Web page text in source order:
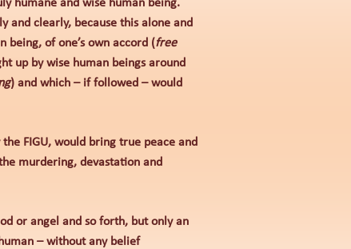
humane and wise human being.
and clearly, because this alone and
of one’s own accord (free
up by wise human beings around
) and which – if followed – would
FIGU, would bring true peace and
murdering, devastation and
or angel and so forth, but only an
– without any belief